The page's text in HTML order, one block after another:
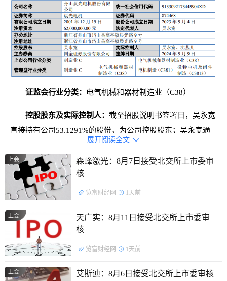
证监会行业分类： 电气机械和器材制造业（C38）
控股股东及实际控制人： 截至招股说明书签署日，吴永宽
直接持有公司53.1291%的股份，为公司控股股东；吴永宽通
过舟山恒晨间接控制公司4.8387%的股份；吴永宽之配偶沈燕
儿直接持有公司35.4194%的股份；吴永宽和沈燕儿合计控制
公司93.3872%的股份，为公司的实际控制人。公司实际控制
人吴永宽之弟吴永夫，直接持有公司3.3870%的股份，并通过
股份合计为3.8709%，为公司实际控制人的一致行动人。实际
控制人吴永宽、沈燕儿及其一致行动人合计控制公司
96.7742%的股份。
主要财务数据：2022年度-2025年6月末，公司营业收入分
展开阅读全文 
上会
森峰激光：8月7日接受北交所上市委审
核
览富财经网 1天前
上会
天广实：8月11日接受北交所上市委审
核
览富财经网 1天前
上会 艾斯迪：8月6日接受北交所上市委审核